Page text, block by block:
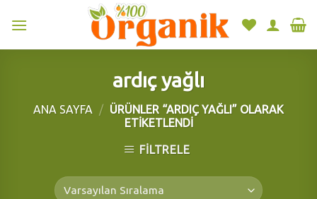
ardıç yağlı
ANA SAYFA / ÜRÜNLER “ARDIÇ YAĞLI” OLARAK
ETIKETLENDI
FILTRELE